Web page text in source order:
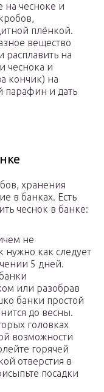
на чесноке и
плёнкой.
вещество
расплавить на
чеснока и
кончик) на
парафин и дать
хранения
в банках. Есть
чеснок в банке:
не
нужно как следует
5 дней.
или разобрав
банки простой
до весны.
головках
возможности
горячей
отверстия в
посадки